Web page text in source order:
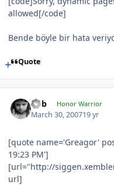
allowed[/code]
Bende böyle bir hata
Quote
hbb Honor Warrior
March 30, 200719 yr
[quote name='Greagor'
19:23 PM']
[url="http://
url]